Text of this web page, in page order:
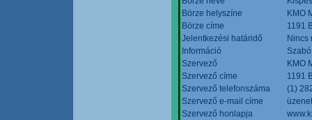
Börze helyszíne
KMO
Börze címe
1191
Jelentkezési határidő
Nincs
Információ
Szervező
KMO
Szervező címe
1191
Szervező telefonszáma
(1)
Szervező e-mail címe
Szervező honlapja